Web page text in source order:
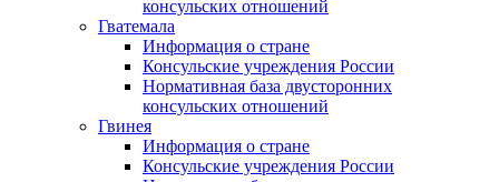
консульских отношений
Гватемала
Информация о стране
Консульские учреждения России
Нормативная база двусторонних
консульских отношений
Гвинея
Информация о стране
Консульские учреждения России